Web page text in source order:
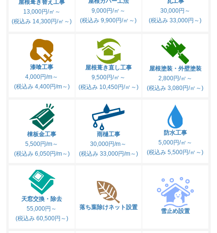
屋根葺き替え工事
13,000円/㎡～
(税込み 14,300円/㎡～)
9,000円/㎡～
(税込み 9,900円/㎡～)
30,000円～
(税込み 33,000円～)
漆喰工事
4,000円/m～
(税込み 4,400円/m～)
屋根葺き直し工事
9,500円/㎡～
(税込み 10,450円/㎡～)
屋根塗装・外壁塗装
2,800円/㎡～
(税込み 3,080円/㎡～)
棟板金工事
5,500円/m～
(税込み 6,050円/m～)
雨樋工事
30,000円/m～
(税込み 33,000円/m～)
防水工事
5,000円/㎡～
(税込み 5,500円/㎡～)
天窓交換・除去
55,000円～
(税込み 60,500円～)
落ち葉除けネット設置
雪止め設置